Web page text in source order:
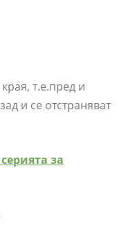
т.е.пред и
и се отстраняват
за